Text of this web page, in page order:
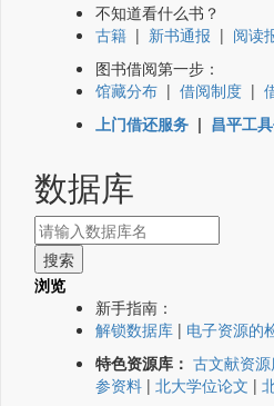
不知道看什么书？
古籍 | 新书通报 | 阅读
图书借阅第一步：
馆藏分布 | 借阅制度 |
上门借还服务 | 昌平工
数据库
浏览
新手指南：
解锁数据库 | 电子资源的
特色资源库： 古文献资
参资料 | 北大学位论文 |